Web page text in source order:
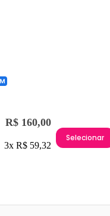
R$ 160,00
3x R$ 59,32
Selecionar